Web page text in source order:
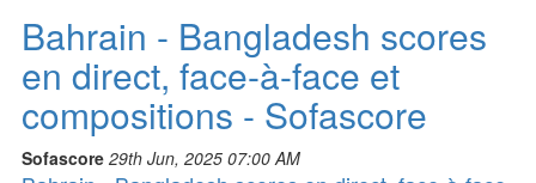
Bahrain - Bangladesh scores
en direct, face-à-face et
compositions - Sofascore
Sofascore 29th Jun, 2025 07:00 AM